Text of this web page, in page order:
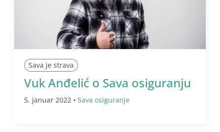
Sava je strava
Vuk Anđelić o Sava osiguranju
5. januar 2022 • Sava osiguranje